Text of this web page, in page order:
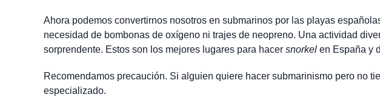
Ahora podemos convertirnos nosotros en submarinos por las playas
necesidad de bombonas de oxígeno ni trajes de neopreno. Una actividad
sorprendente. Estos son los mejores lugares para hacer snorkel en España y
Recomendamos precaución. Si alguien quiere hacer submarinismo pero no
especializado.